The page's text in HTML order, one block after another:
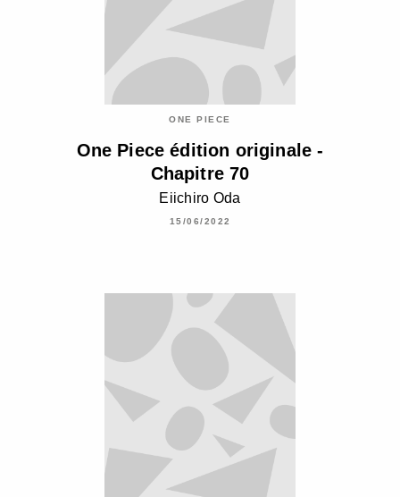
ONE PIECE
One Piece édition originale -
Chapitre 70
Eiichiro Oda
15/06/2022